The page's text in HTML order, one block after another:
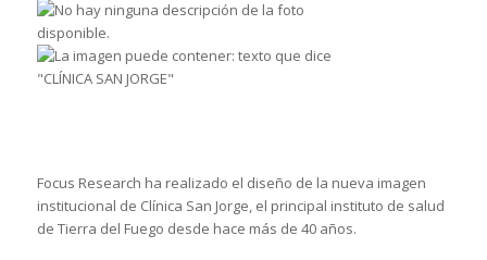
Focus Research ha realizado el diseño de la nueva imagen
institucional de Clínica San Jorge, el principal instituto de salud
de Tierra del Fuego desde hace más de 40 años.